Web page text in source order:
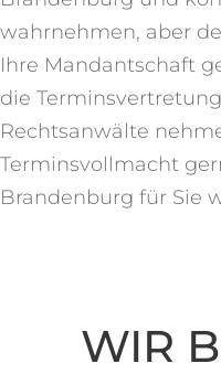
wahrnehmen, aber
Ihre Mandantschaft
die
Rechtsanwälte
Terminsvollmacht
Brandenburg für Sie
WIR